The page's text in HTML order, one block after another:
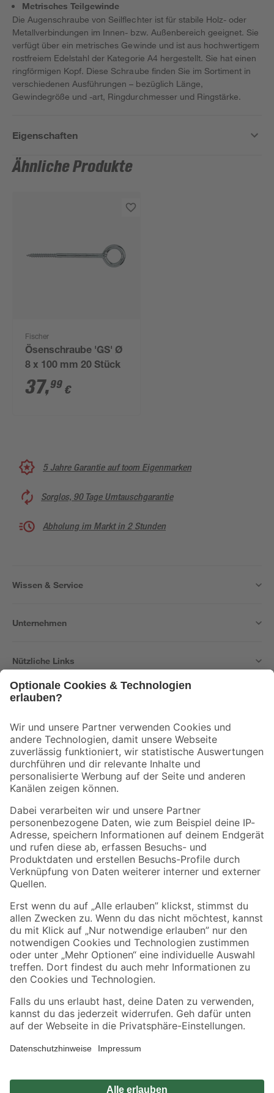
Metrisches Teilgewinde
Die Augenschraube von Seilflechter ist für stabile Holz- oder
Metallverbindungen im Innen- bzw. Außenbereich geeignet. Sie
verfügt über ein metrisches Gewinde und ist aus hochwertigem
rostfreiem Edelstahl der Kategorie A4 hergestellt. Sie hat einen
ringförmigen Kopf. Diese Schraube finden Sie im Sortiment in
verschiedenen Ausführungen – bezüglich Länge,
Gewindegröße und -art, Ringdurchmesser und Ringstärke.
Eigenschaften
Ähnliche Produkte
Fischer
Ösenschraube 'GS' Ø
8 x 100 mm 20 Stück
37,99 €
5 Jahre Garantie auf toom Eigenmarken
Sorglos, 90 Tage Umtauschgarantie
Abholung im Markt in 2 Stunden
Wissen & Service
Unternehmen
Nützliche Links
Der toom Newsletter: Keine Angebote und Aktionen mehr verpassen!
Zur Newsletter Anmeldung
Folge uns
Zahlungsarten Versandarten
Sicher einkaufen
Jetzt die toom-App herunterladen
Alle Preisangaben in EUR inkl. gesetzl. MwSt.. Die dargestellten Angebote sind unter
Umständen nicht in allen Märkten verfügbar. Die angegebenen Verfügbarkeiten beziehen
Produkte nur solange der Vorrat reicht.
*Paketversand ab 59 € versandkostenfrei, gilt nicht für Artikel mit Speditionsversand, hier
Privatsphäre Impressum